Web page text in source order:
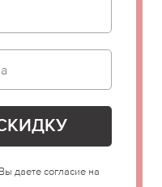
даете согласие на